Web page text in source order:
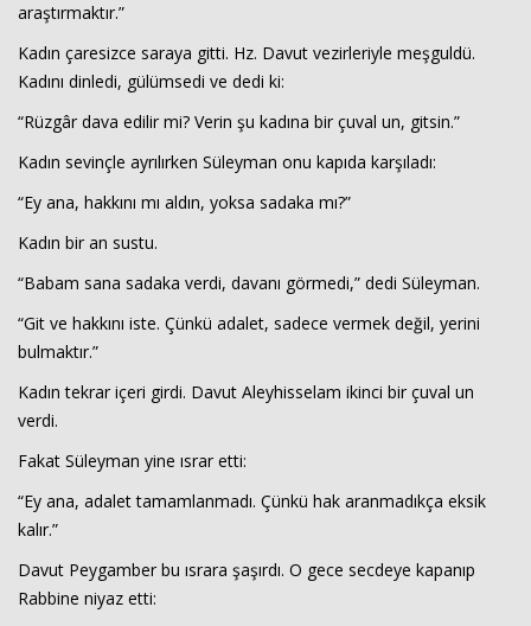
araştırmaktır.”
Kadın çaresizce saraya gitti. Hz. Davut vezirleriyle meşguldü.
Kadını dinledi, gülümsedi ve dedi ki:
“Rüzgâr dava edilir mi? Verin şu kadına bir çuval un, gitsin.”
Kadın sevinçle ayrılırken Süleyman onu kapıda karşıladı:
“Ey ana, hakkını mı aldın, yoksa sadaka mı?”
Kadın bir an sustu.
“Babam sana sadaka verdi, davanı görmedi,” dedi Süleyman.
“Git ve hakkını iste. Çünkü adalet, sadece vermek değil, yerini
bulmaktır.”
Kadın tekrar içeri girdi. Davut Aleyhisselam ikinci bir çuval un
verdi.
Fakat Süleyman yine ısrar etti:
“Ey ana, adalet tamamlanmadı. Çünkü hak aranmadıkça eksik
kalır.”
Davut Peygamber bu ısrara şaşırdı. O gece secdeye kapanıp
Rabbine niyaz etti: